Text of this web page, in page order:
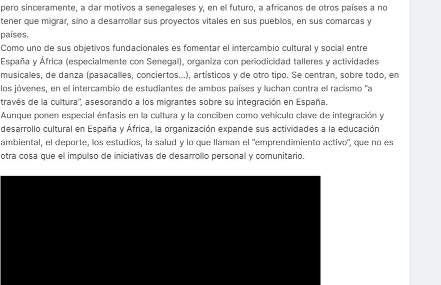
pero sinceramente, a dar motivos a senegaleses y, en el futuro, a africanos de otros países a no
tener que migrar, sino a desarrollar sus proyectos vitales en sus pueblos, en sus comarcas y
países.
Como uno de sus objetivos fundacionales es fomentar el intercambio cultural y social entre
España y África (especialmente con Senegal), organiza con periodicidad talleres y actividades
musicales, de danza (pasacalles, conciertos…), artísticos y de otro tipo. Se centran, sobre todo, en
los jóvenes, en el intercambio de estudiantes de ambos países y luchan contra el racismo “a
través de la cultura”, asesorando a los migrantes sobre su integración en España.
Aunque ponen especial énfasis en la cultura y la conciben como vehículo clave de integración y
desarrollo cultural en España y África, la organización expande sus actividades a la educación
ambiental, el deporte, los estudios, la salud y lo que llaman el “emprendimiento activo”, que no es
otra cosa que el impulso de iniciativas de desarrollo personal y comunitario.